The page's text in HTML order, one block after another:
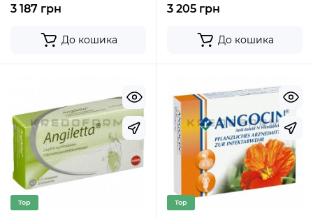
3 187 грн
До кошика
3 205 грн
До кошика
Top Top